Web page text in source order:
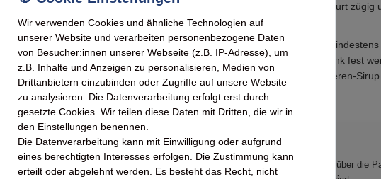
Vom Herd nehmen und den Joghurt zügig
glatte Creme entsteht.
Die Masse in Gläser füllen und
besten über Nacht) im Kühlschrank fest
Servieren großzügig mit dem Beeren-
Sie ein paar frische Himbeeren direkt in den Sirup drücken, bevor Sie ihn über die
Wir verwenden Cookies und ähnliche Technologien auf
unserer Website und verarbeiten personenbezogene Daten
von Besucher:innen unserer Webseite (z.B. IP-Adresse), um
z.B. Inhalte und Anzeigen zu personalisieren, Medien von
Drittanbietern einzubinden oder Zugriffe auf unsere Website
zu analysieren. Die Datenverarbeitung erfolgt erst durch
gesetzte Cookies. Wir teilen diese Daten mit Dritten, die wir in
den Einstellungen benennen.
Die Datenverarbeitung kann mit Einwilligung oder aufgrund
eines berechtigten Interesses erfolgen. Die Zustimmung kann
erteilt oder abgelehnt werden. Es besteht das Recht, nicht